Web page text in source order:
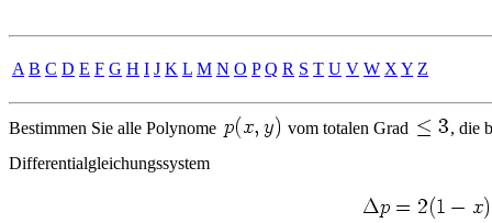
A B C D E F G H I J K L M N O P Q R S T U V W X Y Z
Bestimmen Sie alle Polynome vom totalen Grad
, die
Differentialgleichungssystem